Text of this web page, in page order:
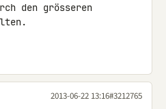
den grösseren
2013-06-22 13:16#3212765